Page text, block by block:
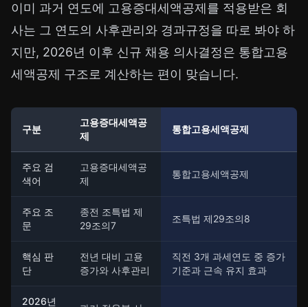
이미 과거 연도에 고용증대세액공제를 적용받은 회
사는 그 연도의 사후관리와 경과규정을 따로 봐야 하
지만, 2026년 이후 신규 채용 의사결정은 통합고용
세액공제 구조로 계산하는 편이 맞습니다.
구분
고용증대세액공
제
통합고용세액공제
주요 검
색어
고용증대세액공
제
통합고용세액공제
주요 조
문
종전 조특법 제
29조의7
조특법 제29조의8
핵심 판
단
전년 대비 고용
증가와 사후관리
직전 3개 과세연도 중 증가
기준과 근속 유지 효과
2026년